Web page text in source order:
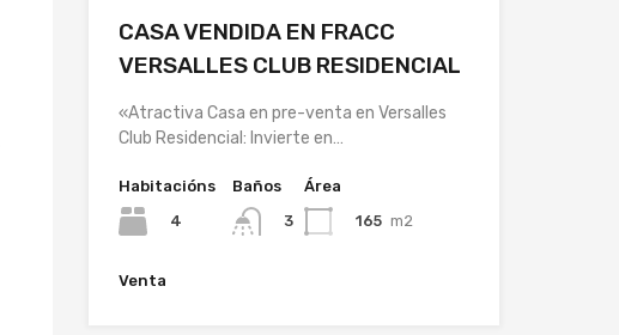
CASA VENDIDA EN FRACC
VERSALLES CLUB RESIDENCIAL
«Atractiva Casa en pre-venta en Versalles
Club Residencial: Invierte en…
Habitacións
4
Baños
3
Área
165 m2
Venta